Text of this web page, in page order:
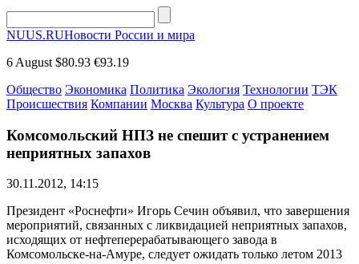
NUUS.RUНовости России и мира
6 August $80.93 €93.19
Общество Экономика Политика Экология Технологии ТЭК
Происшествия Компании Москва Культура О проекте
Комсомольский НПЗ не спешит с устранением
неприятных запахов
30.11.2012, 14:15
Президент «Роснефти» Игорь Сечин объявил, что завершения
мероприятий, связанных с ликвидацией неприятных запахов,
исходящих от нефтеперерабатывающего завода в
Комсомольске-на-Амуре, следует ожидать только летом 2013